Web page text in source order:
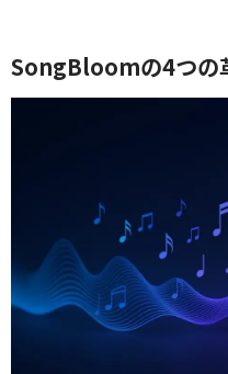
SongBloomの4つの